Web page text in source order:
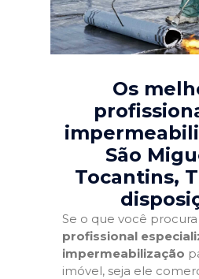
Os
São
Tocantins,
Se o que você
profissional
impermeabilização
imóvel, seja ele